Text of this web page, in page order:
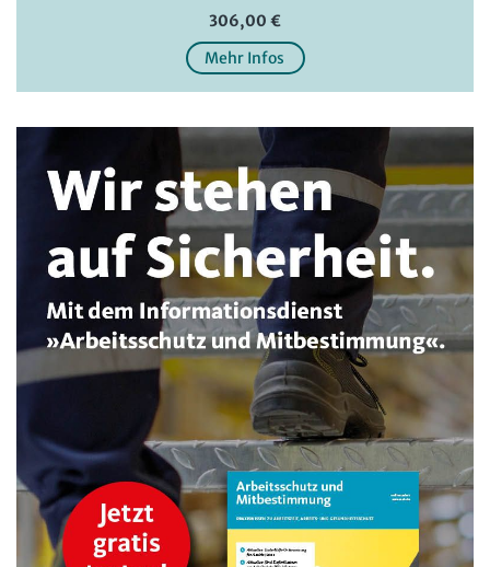
306,00 €
Mehr Infos